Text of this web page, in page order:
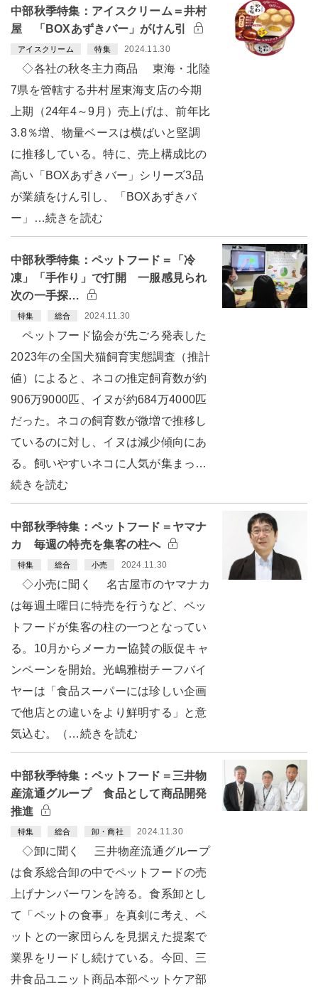
中部秋季特集：アイスクリーム＝井村
屋 「BOXあずきバー」がけん引
アイスクリーム 特集 2024.11.30
◇各社の秋冬主力商品 東海・北陸
7県を管轄する井村屋東海支店の今期
上期（24年4～9月）売上げは、前年比
3.8％増、物量ベースは横ばいと堅調
に推移している。特に、売上構成比の
高い「BOXあずきバー」シリーズ3品
が業績をけん引し、「BOXあずきバ
ー」…続きを読む
中部秋季特集：ペットフード＝「冷
凍」「手作り」で打開 一服感見られ
次の一手探…
特集 総合 2024.11.30
ペットフード協会が先ごろ発表した
2023年の全国犬猫飼育実態調査（推計
値）によると、ネコの推定飼育数が約
906万9000匹、イヌが約684万4000匹
だった。ネコの飼育数が微増で推移し
ているのに対し、イヌは減少傾向にあ
る。飼いやすいネコに人気が集まっ…
続きを読む
中部秋季特集：ペットフード＝ヤマナ
カ 毎週の特売を集客の柱へ
特集 総合 小売 2024.11.30
◇小売に聞く 名古屋市のヤマナカ
は毎週土曜日に特売を行うなど、ペッ
トフードが集客の柱の一つとなってい
る。10月からメーカー協賛の販促キャ
ンペーンを開始。光嶋雅樹チーフバイ
ヤーは「食品スーパーには珍しい企画
で他店との違いをより鮮明する」と意
気込む。（…続きを読む
中部秋季特集：ペットフード＝三井物
産流通グループ 食品として商品開発
推進
特集 総合 卸・商社 2024.11.30
◇卸に聞く 三井物産流通グループ
は食系総合卸の中でペットフードの売
上げナンバーワンを誇る。食系卸とし
て「ペットの食事」を真剣に考え、ペ
ットとの一家団らんを見据えた提案で
業界をリードし続けている。今回、三
井食品ユニット商品本部ペットケア部